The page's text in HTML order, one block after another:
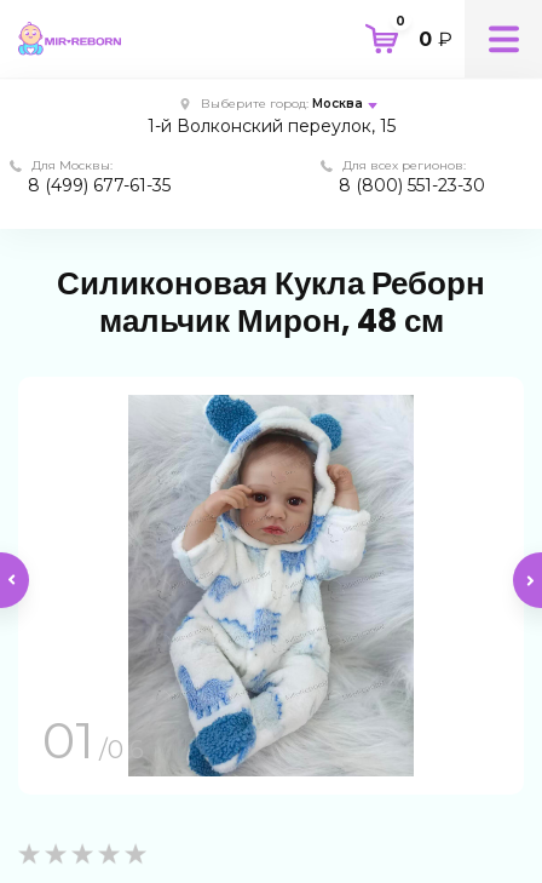
0
0 ₽
Выберите город: Москва
1-й Волконский переулок, 15
Для всех регионов:
8 (800) 551-23-30
Для Москвы:
8 (499) 677-61-35
Силиконовая Кукла Реборн
мальчик Мирон, 48 см
01 /0 6